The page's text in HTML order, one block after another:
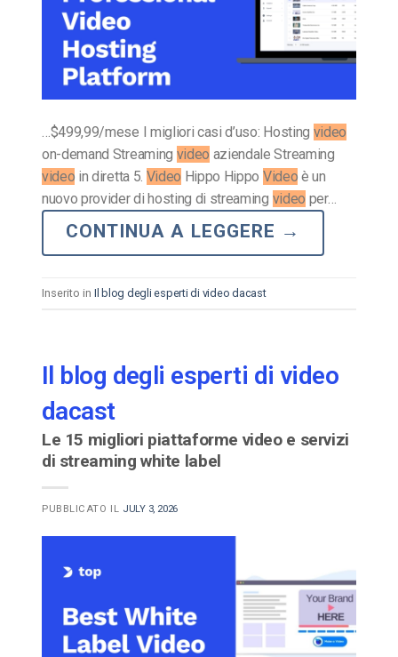
…$499,99/mese I migliori casi d’uso: Hosting video
on-demand Streaming video aziendale Streaming
video in diretta 5. Video Hippo Hippo Video è un
nuovo provider di hosting di streaming video per…
CONTINUA A LEGGERE →
Inserito in Il blog degli esperti di video dacast
Il blog degli esperti di video
dacast
Le 15 migliori piattaforme video e servizi
di streaming white label
PUBBLICATO IL JULY 3, 2026